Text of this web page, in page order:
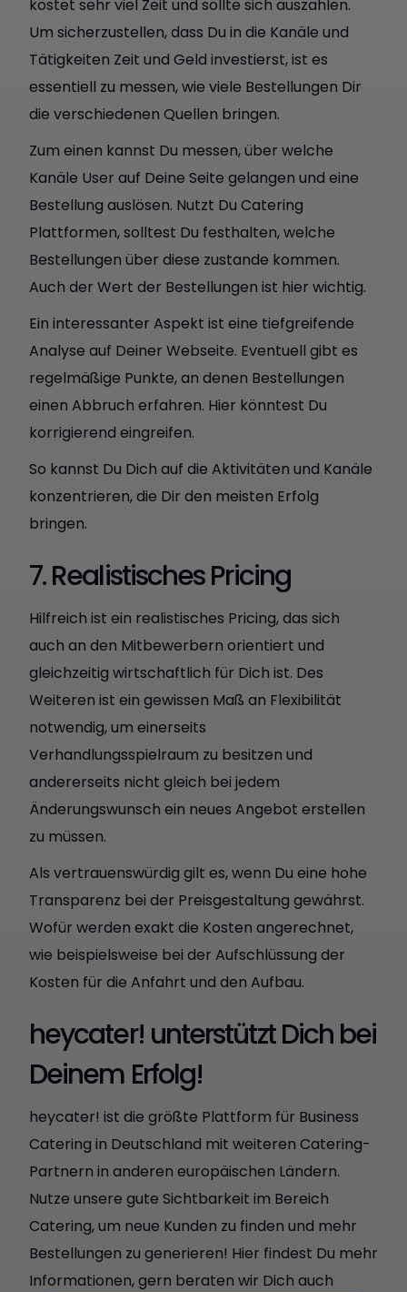
kostet sehr viel Zeit und sollte sich auszahlen.
Um sicherzustellen, dass Du in die Kanäle und
Tätigkeiten Zeit und Geld investierst, ist es
essentiell zu messen, wie viele Bestellungen Dir
die verschiedenen Quellen bringen.
Zum einen kannst Du messen, über welche
Kanäle User auf Deine Seite gelangen und eine
Bestellung auslösen. Nutzt Du Catering
Plattformen, solltest Du festhalten, welche
Bestellungen über diese zustande kommen.
Auch der Wert der Bestellungen ist hier wichtig.
Ein interessanter Aspekt ist eine tiefgreifende
Analyse auf Deiner Webseite. Eventuell gibt es
regelmäßige Punkte, an denen Bestellungen
einen Abbruch erfahren. Hier könntest Du
korrigierend eingreifen.
So kannst Du Dich auf die Aktivitäten und Kanäle
konzentrieren, die Dir den meisten Erfolg
bringen.
7. Realistisches Pricing
Hilfreich ist ein realistisches Pricing, das sich
auch an den Mitbewerbern orientiert und
gleichzeitig wirtschaftlich für Dich ist. Des
Weiteren ist ein gewissen Maß an Flexibilität
notwendig, um einerseits
Verhandlungsspielraum zu besitzen und
andererseits nicht gleich bei jedem
Änderungswunsch ein neues Angebot erstellen
zu müssen.
Als vertrauenswürdig gilt es, wenn Du eine hohe
Transparenz bei der Preisgestaltung gewährst.
Wofür werden exakt die Kosten angerechnet,
wie beispielsweise bei der Aufschlüssung der
Kosten für die Anfahrt und den Aufbau.
heycater! unterstützt Dich bei
Deinem Erfolg!
heycater! ist die größte Plattform für Business
Catering in Deutschland mit weiteren Catering-
Partnern in anderen europäischen Ländern.
Nutze unsere gute Sichtbarkeit im Bereich
Catering, um neue Kunden zu finden und mehr
Bestellungen zu generieren! Hier findest Du mehr
Informationen, gern beraten wir Dich auch